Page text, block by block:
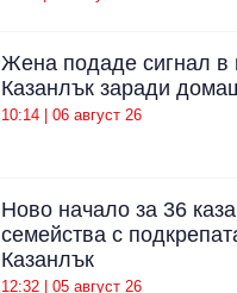
Жена подаде сигнал в
Казанлък заради
10:14 | 06 август 26
Ново начало за 36
семейства с
Казанлък
12:32 | 05 август 26